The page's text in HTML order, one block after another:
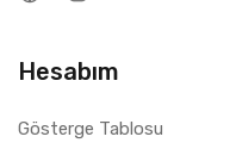
Hesabım
Gösterge Tablosu